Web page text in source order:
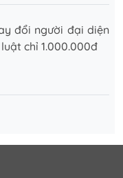
đổi người đại diện
chỉ 1.000.000đ